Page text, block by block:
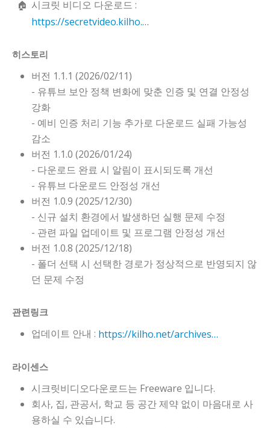
시크릿 비디오 다운로드 :
https://secretvideo.kilho.net
히스토리
버전 1.1.1 (2026/02/11)
- 유튜브 보안 정책 변화에 맞춘 인증 및 연결 안정성
강화
- 예비 인증 처리 기능 추가로 다운로드 실패 가능성
감소
버전 1.1.0 (2026/01/24)
- 다운로드 완료 시 알림이 표시되도록 개선
- 유튜브 다운로드 안정성 개선
버전 1.0.9 (2025/12/30)
- 신규 설치 환경에서 발생하던 실행 문제 수정
- 관련 파일 업데이트 및 프로그램 안정성 개선
버전 1.0.8 (2025/12/18)
- 폴더 선택 시 선택한 경로가 정상적으로 반영되지 않
던 문제 수정
관련링크
업데이트 안내 : https://kilho.net/archives/notice/2940
라이센스
시크릿비디오다운로드는 Freeware 입니다.
회사, 집, 관공서, 학교 등 공간 제약 없이 마음대로 사
용하실 수 있습니다.